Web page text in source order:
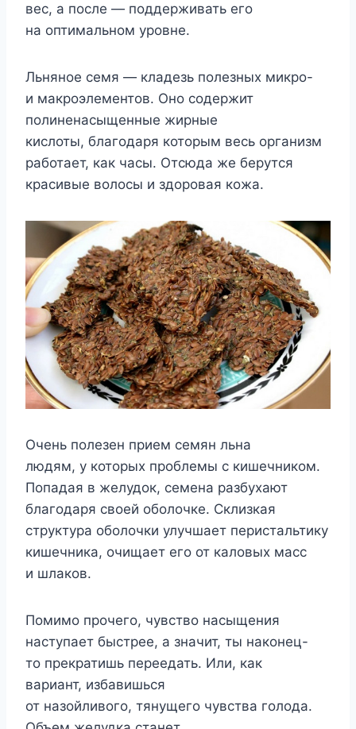
вес, а после — поддерживать его
на оптимальном уровне.
Льняное семя — кладезь полезных микро-
и макроэлементов. Оно содержит
полиненасыщенные жирные
кислоты, благодаря которым весь организм
работает, как часы. Отсюда же берутся
красивые волосы и здоровая кожа.
Очень полезен прием семян льна
людям, у которых проблемы с кишечником.
Попадая в желудок, семена разбухают
благодаря своей оболочке. Склизкая
структура оболочки улучшает перистальтику
кишечника, очищает его от каловых масс
и шлаков.
Помимо прочего, чувство насыщения
наступает быстрее, а значит, ты наконец-
то прекратишь переедать. Или, как
вариант, избавишься
от назойливого, тянущего чувства голода.